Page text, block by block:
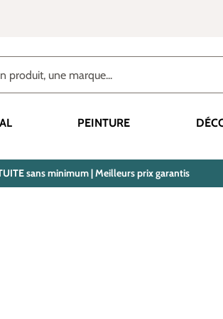
PEINTURE
sans minimum | Meilleurs prix garantis